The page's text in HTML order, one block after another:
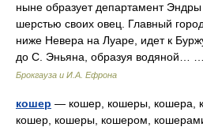
ныне образует департамент
шерстью своих овец. Главный
ниже Невера на Луаре, идет к
до С. Эньяна, образуя водяной…
Брокгауза и И.А. Ефрона
кошер — кошер, кошеры, кошера,
кошер, кошеры, кошером,